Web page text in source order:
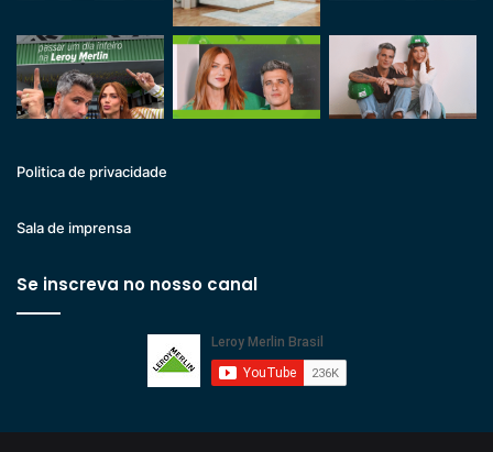
Politica de privacidade
Sala de imprensa
Se inscreva no nosso canal